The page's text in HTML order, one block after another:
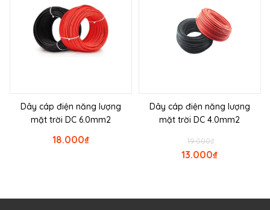
Dây cáp điện năng lượng
mặt trời DC 6.0mm2
₫
18.000
Dây cáp điện năng lượng
mặt trời DC 4.0mm2
₫
19.000
₫
13.000